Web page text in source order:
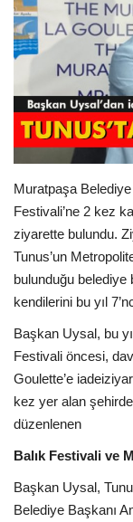
Haberler
Görüntülü
Araştırma -
Lezzet Durakları
Röportajlar
Gezi - Yorum
Yorumlar
Video Tanıtım
Köşe Yazarları
Galeri
Muratpaşa
Festivali’ne 2 kez
ziyarette bulundu.
Tunus’un
bulunduğu belediye
kendilerini bu yıl
Başkan Uysal, bu
Festivali öncesi,
Goulette’e
kez yer alan
düzenlenen
Balık Festivali ve
Başkan Uysal,
Belediye Başkanı